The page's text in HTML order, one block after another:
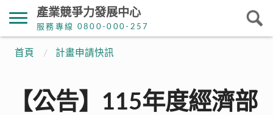
產業競爭力發展中心
服務專線 0800-000-257
首頁 計畫申請快訊
【公告】115年度經濟部